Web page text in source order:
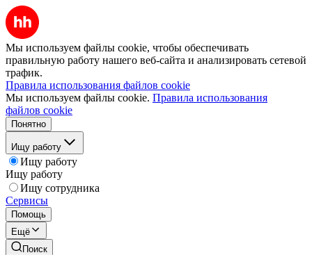
Мы используем файлы cookie, чтобы обеспечивать
правильную работу нашего веб-сайта и анализировать сетевой
трафик.
Правила использования файлов cookie
Мы используем файлы cookie. Правила использования
файлов cookie
Понятно
Ищу работу
Ищу работу
Ищу работу
Ищу сотрудника
Сервисы
Помощь
Ещё
Поиск